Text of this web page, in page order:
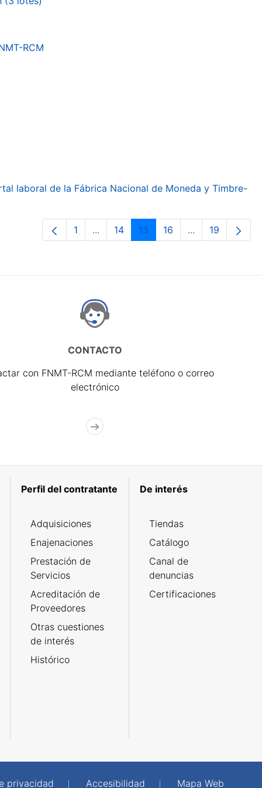
RCM
laboral de la Fábrica Nacional de Moneda y Timbre-
Página
1 ...Páginas intermedias Use TAB para
Página
14 Página
15 Página
16 ...PáginasPágina
19
CONTACTO
con FNMT-RCM mediante teléfono o correo
electrónico
Perfil del contratante
Adquisiciones
Enajenaciones
Prestación de
Servicios
Acreditación de
Proveedores
Otras cuestiones
de interés
Histórico
De interés
Tiendas
Catálogo
Canal de
denuncias
Certificaciones
privacidad Accesibilidad Mapa Web